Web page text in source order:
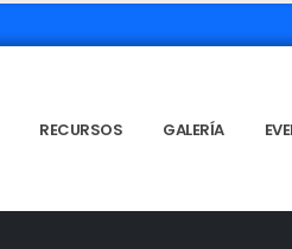
RECURSOS GALERÍA